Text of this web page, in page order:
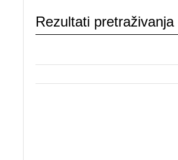
Rezultati pretraživanja